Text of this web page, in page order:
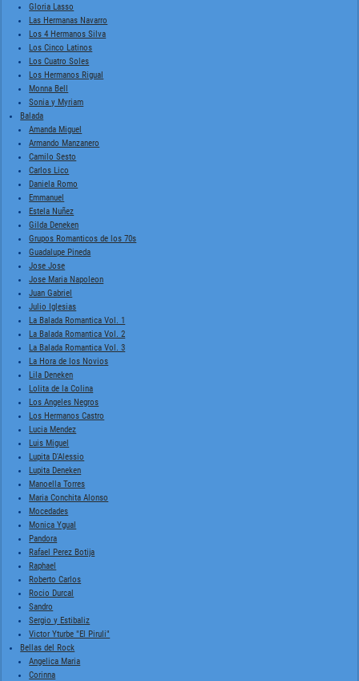
Gloria Lasso
Las Hermanas Navarro
Los 4 Hermanos Silva
Los Cinco Latinos
Los Cuatro Soles
Los Hermanos Rigual
Monna Bell
Sonia y Myriam
Balada
Amanda Miguel
Armando Manzanero
Camilo Sesto
Carlos Lico
Daniela Romo
Emmanuel
Estela Nuñez
Gilda Deneken
Grupos Romanticos de los 70s
Guadalupe Pineda
Jose Jose
Jose Maria Napoleon
Juan Gabriel
Julio Iglesias
La Balada Romantica Vol. 1
La Balada Romantica Vol. 2
La Balada Romantica Vol. 3
La Hora de los Novios
Lila Deneken
Lolita de la Colina
Los Angeles Negros
Los Hermanos Castro
Lucia Mendez
Luis Miguel
Lupita D'Alessio
Lupita Deneken
Manoella Torres
Maria Conchita Alonso
Mocedades
Monica Ygual
Pandora
Rafael Perez Botija
Raphael
Roberto Carlos
Rocio Durcal
Sandro
Sergio y Estibaliz
Victor Yturbe "El Piruli"
Bellas del Rock
Angelica Maria
Corinna